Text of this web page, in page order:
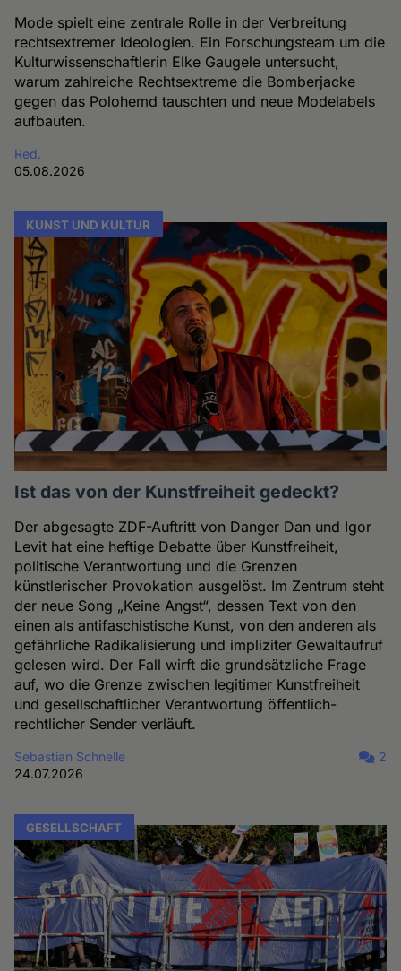
Mode spielt eine zentrale Rolle in der Verbreitung
rechtsextremer Ideologien. Ein Forschungsteam um die
Kulturwissenschaftlerin Elke Gaugele untersucht,
warum zahlreiche Rechtsextreme die Bomberjacke
gegen das Polohemd tauschten und neue Modelabels
aufbauten.
Red.
05.08.2026
KUNST UND KULTUR
Ist das von der Kunstfreiheit gedeckt?
Der abgesagte ZDF-Auftritt von Danger Dan und Igor
Levit hat eine heftige Debatte über Kunstfreiheit,
politische Verantwortung und die Grenzen
künstlerischer Provokation ausgelöst. Im Zentrum steht
der neue Song „Keine Angst“, dessen Text von den
einen als antifaschistische Kunst, von den anderen als
gefährliche Radikalisierung und impliziter Gewaltaufruf
gelesen wird. Der Fall wirft die grundsätzliche Frage
auf, wo die Grenze zwischen legitimer Kunstfreiheit
und gesellschaftlicher Verantwortung öffentlich-
rechtlicher Sender verläuft.
Sebastian Schnelle
24.07.2026
2
GESELLSCHAFT